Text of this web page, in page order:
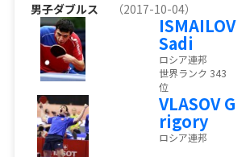
男子ダブルス （2017-10-04）
ISMAILOV
Sadi
ロシア連邦
世界ランク 343
位
VLASOV G
rigory
ロシア連邦